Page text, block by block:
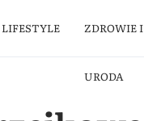
LIFESTYLE ZDROWIE I
URODA